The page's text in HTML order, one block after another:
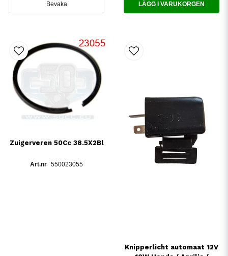
Bevaka LÄGG I VARUKORGEN
Zuigerveren 50Cc 38.5X2Bl
550023055
Knipperlicht automaat 12V